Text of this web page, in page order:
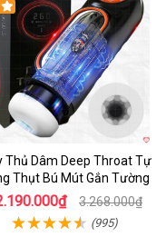
Thủ Dâm Deep Throat Tự
Thụt Bú Mút Gắn Tường
3.268.000₫
(995)